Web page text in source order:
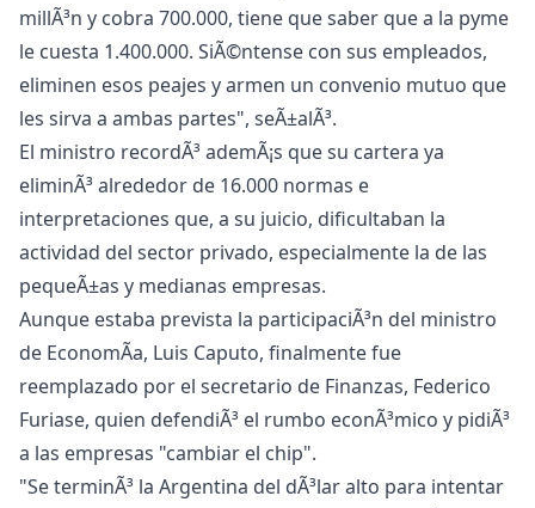
millÃ³n y cobra 700.000, tiene que saber que a la pyme
le cuesta 1.400.000. SiÃ©ntense con sus empleados,
eliminen esos peajes y armen un convenio mutuo que
les sirva a ambas partes", seÃ±alÃ³.
El ministro recordÃ³ ademÃ¡s que su cartera ya
eliminÃ³ alrededor de 16.000 normas e
interpretaciones que, a su juicio, dificultaban la
actividad del sector privado, especialmente la de las
pequeÃ±as y medianas empresas.
Aunque estaba prevista la participaciÃ³n del ministro
de EconomÃ­a, Luis Caputo, finalmente fue
reemplazado por el secretario de Finanzas, Federico
Furiase, quien defendiÃ³ el rumbo econÃ³mico y pidiÃ³
a las empresas "cambiar el chip".
"Se terminÃ³ la Argentina del dÃ³lar alto para intentar